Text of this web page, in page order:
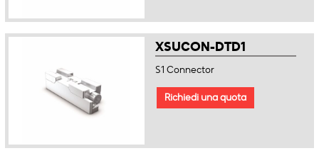
XSUCON-DTD1
S1 Connector
Richiedi una quota